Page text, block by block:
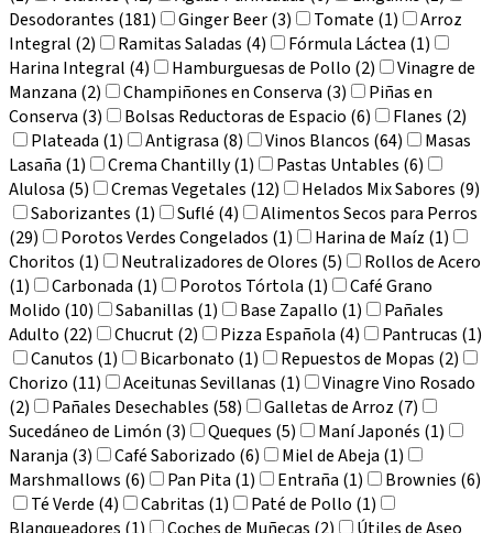
Desodorantes (181)
Ginger Beer (3) Tomate (1)
Arroz
Integral (2)
Ramitas Saladas (4)
Fórmula Láctea (1)
Harina Integral (4)
Hamburguesas de Pollo (2)
Vinagre de
Manzana (2)
Champiñones en Conserva (3)
Piñas en
Conserva (3)
Bolsas Reductoras de Espacio (6)
Flanes (2)
Plateada (1)
Antigrasa (8) Vinos Blancos (64)
Masas
Lasaña (1)
Crema Chantilly (1)
Pastas Untables (6)
Alulosa (5)
Cremas Vegetales (12)
Helados Mix Sabores (9)
Saborizantes (1)
Suflé (4)
Alimentos Secos para Perros
(29)
Porotos Verdes Congelados (1)
Harina de Maíz (1)
Choritos (1)
Neutralizadores de Olores (5)
Rollos de Acero
(1)
Carbonada (1) Porotos Tórtola (1)
Café Grano
Molido (10)
Sabanillas (1) Base Zapallo (1)
Pañales
Adulto (22)
Chucrut (2) Pizza Española (4)
Pantrucas (1)
Canutos (1)
Bicarbonato (1)
Repuestos de Mopas (2)
Chorizo (11)
Aceitunas Sevillanas (1)
Vinagre Vino Rosado
(2)
Pañales Desechables (58)
Galletas de Arroz (7)
Sucedáneo de Limón (3)
Queques (5)
Maní Japonés (1)
Naranja (3)
Café Saborizado (6)
Miel de Abeja (1)
Marshmallows (6)
Pan Pita (1) Entraña (1)
Brownies (6)
Té Verde (4)
Cabritas (1)
Paté de Pollo (1)